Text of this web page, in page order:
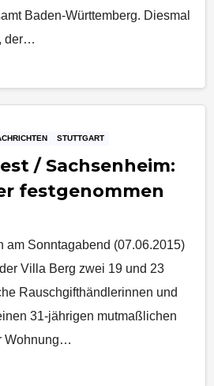
Baden-Württemberg. Diesmal
der…
STUTTGART
/ Sachsenheim:
festgenommen
am Sonntagabend (07.06.2015)
Villa Berg zwei 19 und 23
Rauschgifthändlerinnen und
31-jährigen mutmaßlichen
Wohnung…